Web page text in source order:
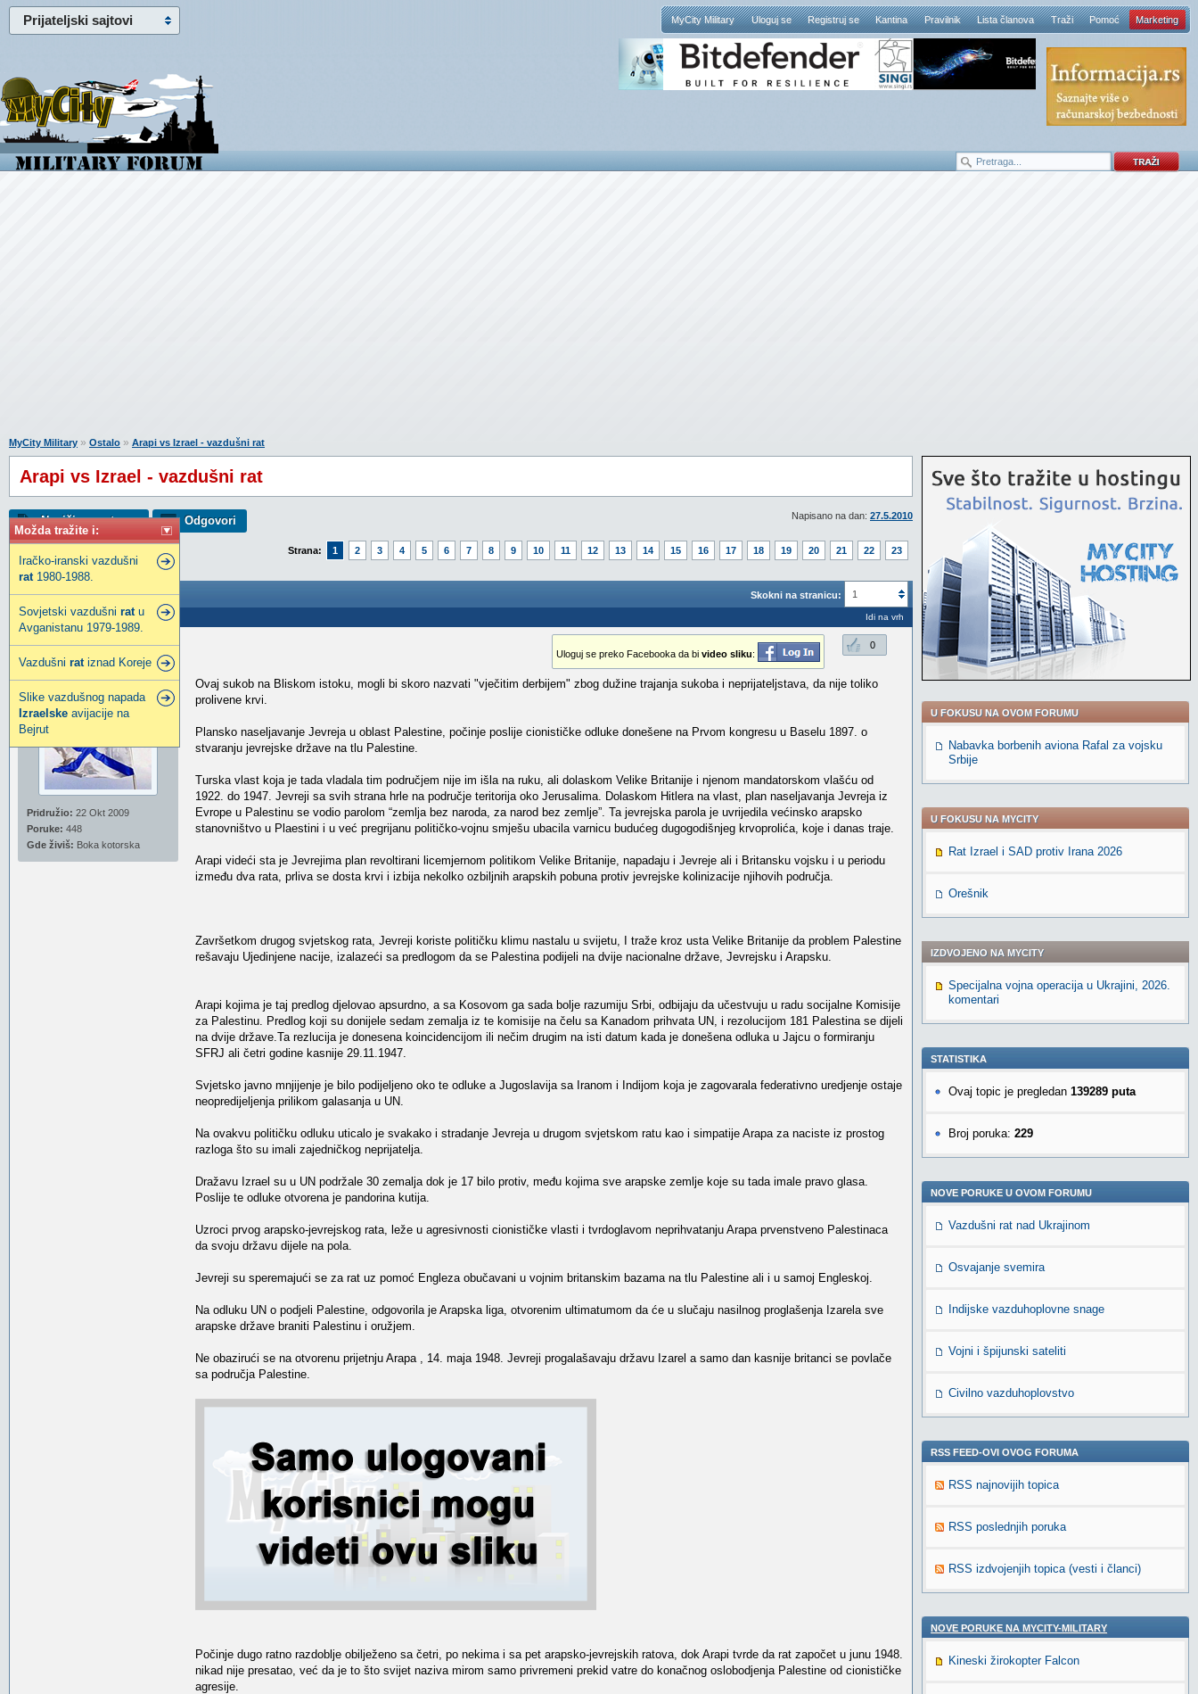
Prijateljski sajtovi MyCity Military Uloguj se Registruj se Kantina Pravilnik Lista članova Traži Pomoć Marketing
Možda tražite i:
Iračko-iranski vazdušni
rat1980-1988.
Sovjetski vazdušni ratu
Avganistanu 1979-1989.
Vazdušni ratiznad Koreje
Slike vazdušnog napada
Izraelske avijacije na
Bejrut
MyCity Military » Ostalo » Arapi vs Izrael - vazdušni rat
Arapi vs Izrael - vazdušni rat
Napisano na dan: 27.5.2010
Napiši novu temu Odgovori
Strana: 1 2 3 4 5 6 7 8 9 10 11 12 13 14 15 16 17 18 19 20 21 22 23
Skokni na stranicu: 1
Arapi vs Izrael - vazdušni rat
Poslao: 27 Maj 2010 04:22 Idi na vrh
Pridružio: 22 Okt 2009
Poruke: 448
Gde živiš: Boka kotorska
0
Uloguj se preko Facebooka da bi video sliku:
Ovaj sukob na Bliskom istoku, mogli bi skoro nazvati "vječitim derbijem" zbog dužine trajanja sukoba i neprijateljstava, da nije toliko
prolivene krvi.
Plansko naseljavanje Jevreja u oblast Palestine, počinje poslije cionističke odluke donešene na Prvom kongresu u Baselu 1897. o
stvaranju jevrejske države na tlu Palestine.
Turska vlast koja je tada vladala tim područjem nije im išla na ruku, ali dolaskom Velike Britanije i njenom mandatorskom vlašću od
1922. do 1947. Jevreji sa svih strana hrle na područje teritorija oko Jerusalima. Dolaskom Hitlera na vlast, plan naseljavanja Jevreja iz
Evrope u Palestinu se vodio parolom “zemlja bez naroda, za narod bez zemlje”. Ta jevrejska parola je uvrijedila većinsko arapsko
stanovništvo u Plaestini i u već pregrijanu političko-vojnu smješu ubacila varnicu budućeg dugogodišnjeg krvoprolića, koje i danas traje.
Arapi videći sta je Jevrejima plan revoltirani licemjernom politikom Velike Britanije, napadaju i Jevreje ali i Britansku vojsku i u periodu
između dva rata, prliva se dosta krvi i izbija nekolko ozbiljnih arapskih pobuna protiv jevrejske kolinizacije njihovih područja.
Završetkom drugog svjetskog rata, Jevreji koriste političku klimu nastalu u svijetu, I traže kroz usta Velike Britanije da problem Palestine
rešavaju Ujedinjene nacije, izalazeći sa predlogom da se Palestina podijeli na dvije nacionalne države, Jevrejsku i Arapsku.
Arapi kojima je taj predlog djelovao apsurdno, a sa Kosovom ga sada bolje razumiju Srbi, odbijaju da učestvuju u radu socijalne Komisije
za Palestinu. Predlog koji su donijele sedam zemalja iz te komisije na čelu sa Kanadom prihvata UN, i rezolucijom 181 Palestina se dijeli
na dvije države.Ta rezlucija je donesena koincidencijom ili nečim drugim na isti datum kada je donešena odluka u Jajcu o formiranju
SFRJ ali četri godine kasnije 29.11.1947.
Svjetsko javno mnjijenje je bilo podijeljeno oko te odluke a Jugoslavija sa Iranom i Indijom koja je zagovarala federativno uredjenje ostaje
neopredijeljenja prilikom galasanja u UN.
Na ovakvu političku odluku uticalo je svakako i stradanje Jevreja u drugom svjetskom ratu kao i simpatije Arapa za naciste iz prostog
razloga što su imali zajedničkog neprijatelja.
Dražavu Izrael su u UN podržale 30 zemalja dok je 17 bilo protiv, među kojima sve arapske zemlje koje su tada imale pravo glasa.
Poslije te odluke otvorena je pandorina kutija.
Uzroci prvog arapsko-jevrejskog rata, leže u agresivnosti cionističke vlasti i tvrdoglavom neprihvatanju Arapa prvenstveno Palestinaca
da svoju državu dijele na pola.
Jevreji su speremajući se za rat uz pomoć Engleza obučavani u vojnim britanskim bazama na tlu Palestine ali i u samoj Engleskoj.
Na odluku UN o podjeli Palestine, odgovorila je Arapska liga, otvorenim ultimatumom da će u slučaju nasilnog proglašenja Izarela sve
arapske države braniti Palestinu i oružjem.
Ne obazirući se na otvorenu prijetnju Arapa , 14. maja 1948. Jevreji progalašavaju državu Izarel a samo dan kasnije britanci se povlače
sa područja Palestine.
Počinje dugo ratno razdoblje obilježeno sa četri, po nekima i sa pet arapsko-jevrejskih ratova, dok Arapi tvrde da rat započet u junu 1948.
nikad nije presatao, već da je to što svijet naziva mirom samo privremeni prekid vatre do konačnog oslobodjenja Palestine od cionističke
agresije.
U FOKUSU NA OVOM FORUMU
Nabavka borbenih aviona Rafal za vojsku
Srbije
U FOKUSU NA MYCITY
Rat Izrael i SAD protiv Irana 2026
Orešnik
IZDVOJENO NA MYCITY
Specijalna vojna operacija u Ukrajini, 2026.
komentari
STATISTIKA
Ovaj topic je pregledan 139289 puta
Broj poruka: 229
NOVE PORUKE U OVOM FORUMU
Vazdušni rat nad Ukrajinom
Osvajanje svemira
Indijske vazduhoplovne snage
Vojni i špijunski sateliti
Civilno vazduhoplovstvo
RSS FEED-OVI OVOG FORUMA
RSS najnovijih topica
RSS poslednjih poruka
RSS izdvojenjih topica (vesti i članci)
NOVE PORUKE NA MYCITY-MILITARY
Kineski žirokopter Falcon